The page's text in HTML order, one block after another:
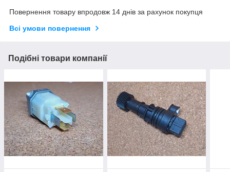
Повернення товару впродовж 14 днів за рахунок покупця
Всі умови повернення
Подібні товари компанії